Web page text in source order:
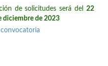
de solicitudes será del 22
diciembre de 2023